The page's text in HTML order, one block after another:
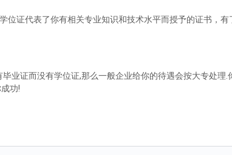
证代表了你有相关专业知识和技术水平而授予的证书，有
业证而没有学位证,那么一般企业给你的待遇会按大专处理.
功!